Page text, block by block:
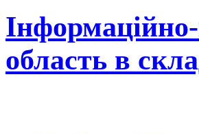
область в